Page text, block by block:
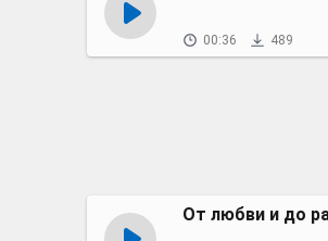
00:36 489
От любви и до